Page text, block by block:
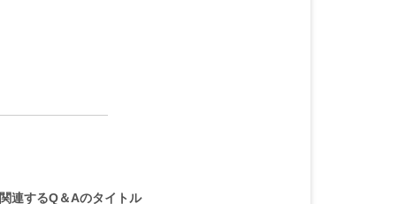
関連するQ＆Aのタイトル